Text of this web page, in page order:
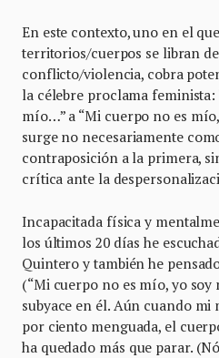
En este contexto, uno en el
territorios/cuerpos se libran
conflicto/violencia, cobra
la célebre proclama
mío…” a “Mi cuerpo no es
surge no necesariamente
contraposición a la primera,
crítica ante la
Incapacitada física y
los últimos 20 días he
Quintero y también he
(“Mi cuerpo no es mío, yo soy
subyace en él. Aún cuando mi
por ciento menguada, el
ha quedado más que parar.